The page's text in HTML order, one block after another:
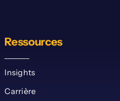
Ressources
Insights
Carrière